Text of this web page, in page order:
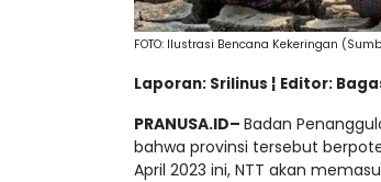
FOTO: Ilustrasi Bencana Kekeringan
Laporan: Srilinus ¦ Editor:
PRANUSA.ID– Badan
bahwa provinsi tersebut
April 2023 ini, NTT akan